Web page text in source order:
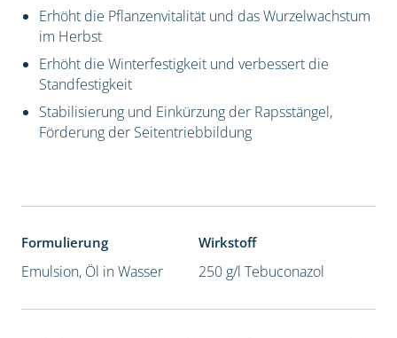
Erhöht die Pflanzenvitalität und das Wurzelwachstum
im Herbst
Erhöht die Winterfestigkeit und verbessert die
Standfestigkeit
Stabilisierung und Einkürzung der Rapsstängel,
Förderung der Seitentriebbildung
Formulierung
Emulsion, Öl in Wasser
Wirkstoff
250 g/l Tebuconazol